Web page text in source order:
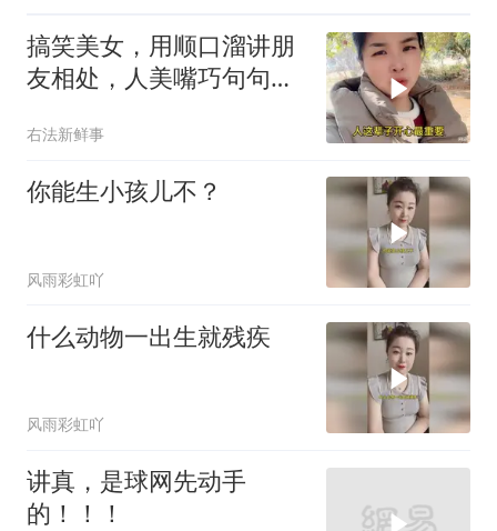
搞笑美女，用顺口溜讲朋
友相处，人美嘴巧句句说
右法新鲜事
你能生小孩儿不？
风雨彩虹吖
什么动物一出生就残疾
风雨彩虹吖
讲真，是球网先动手
的！！！